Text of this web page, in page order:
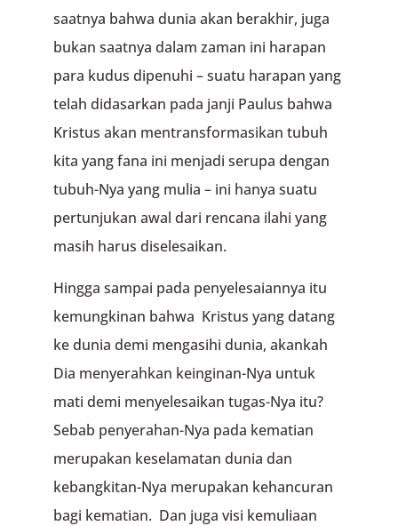
saatnya bahwa dunia akan berakhir, juga
bukan saatnya dalam zaman ini harapan
para kudus dipenuhi – suatu harapan yang
telah didasarkan pada janji Paulus bahwa
Kristus akan mentransformasikan tubuh
kita yang fana ini menjadi serupa dengan
tubuh-Nya yang mulia – ini hanya suatu
pertunjukan awal dari rencana ilahi yang
masih harus diselesaikan.
Hingga sampai pada penyelesaiannya itu
kemungkinan bahwa Kristus yang datang
ke dunia demi mengasihi dunia, akankah
Dia menyerahkan keinginan-Nya untuk
mati demi menyelesaikan tugas-Nya itu?
Sebab penyerahan-Nya pada kematian
merupakan keselamatan dunia dan
kebangkitan-Nya merupakan kehancuran
bagi kematian. Dan juga visi kemuliaan